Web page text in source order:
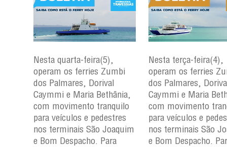
Nesta quarta-feira(5),
operam os ferries Zumbi
dos Palmares, Dorival
Caymmi e Maria Bethânia,
com movimento tranquilo
para veículos e pedestres
nos terminais São Joaquim
e Bom Despacho. Para
Nesta terça-feira(4),
operam os ferries
dos Palmares,
Caymmi e Maria
com movimento
para veículos e
nos terminais São
e Bom Despacho.